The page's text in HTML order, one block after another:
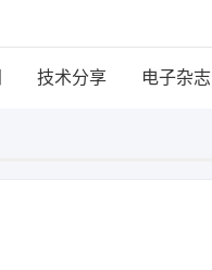
技术分享 电子杂志